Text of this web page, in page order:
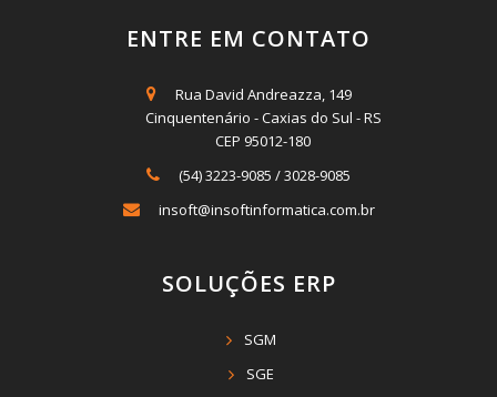
ENTRE EM CONTATO
Rua David Andreazza, 149
Cinquentenário - Caxias do Sul - RS
CEP 95012-180
(54) 3223-9085 /3028-9085
insoft@insoftinformatica.com.br
SOLUÇÕES ERP
SGM
SGE